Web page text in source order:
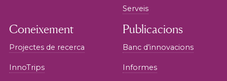
Serveis
Coneixement
Projectes de recerca
InnoTrips
Publicacions
Banc d’innovacions
Informes